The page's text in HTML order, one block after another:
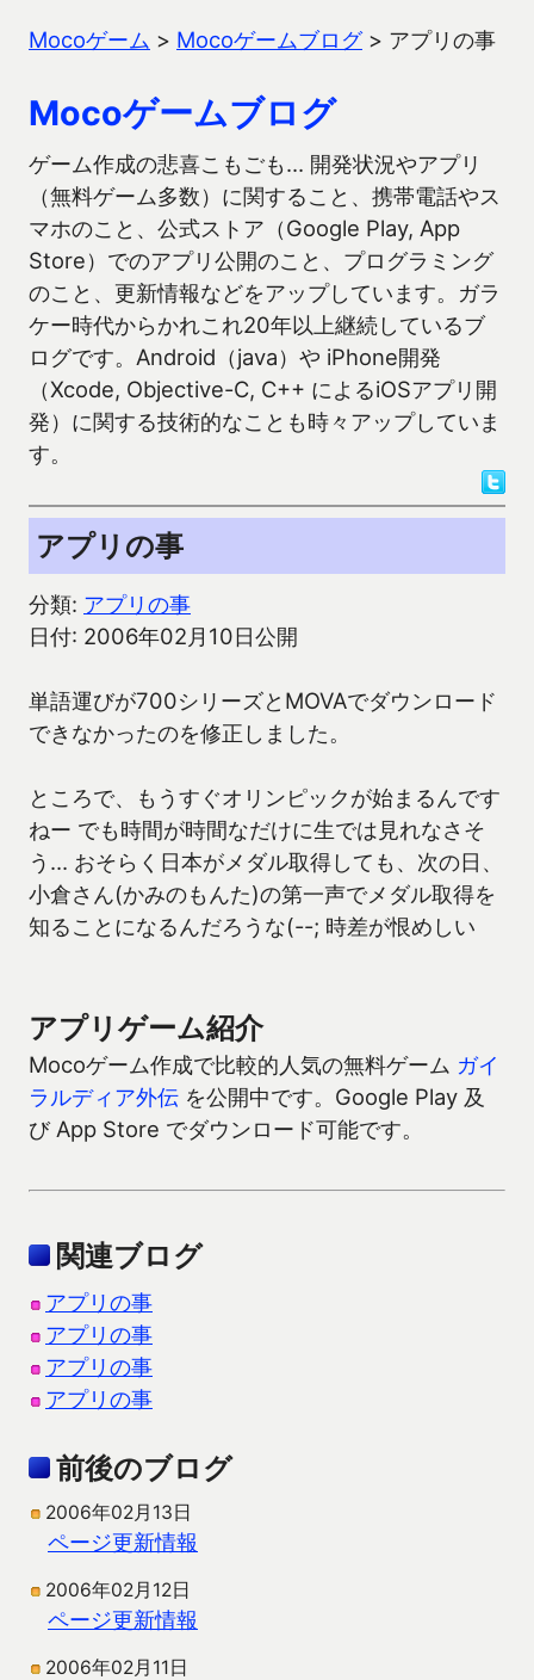
Mocoゲーム > Mocoゲームブログ> アプリの事
Mocoゲームブログ
ゲーム作成の悲喜こもごも… 開発状況やアプリ
（無料ゲーム多数）に関すること、携帯電話やス
マホのこと、公式ストア（Google Play, App
Store）でのアプリ公開のこと、プログラミング
のこと、更新情報などをアップしています。ガラ
ケー時代からかれこれ20年以上継続しているブ
ログです。Android（java）や iPhone開発
（Xcode, Objective-C, C++ によるiOSアプリ開
発）に関する技術的なことも時々アップしていま
す。
アプリの事
分類: アプリの事
日付: 2006年02月10日公開
単語運びが700シリーズとMOVAでダウンロード
できなかったのを修正しました。
ところで、もうすぐオリンピックが始まるんです
ねー でも時間が時間なだけに生では見れなさそ
う… おそらく日本がメダル取得しても、次の日、
小倉さん(かみのもんた)の第一声でメダル取得を
知ることになるんだろうな(--; 時差が恨めしい
アプリゲーム紹介
Mocoゲーム作成で比較的人気の無料ゲーム ガイ
ラルディア外伝 を公開中です。Google Play 及
び App Store でダウンロード可能です。
関連ブログ
アプリの事
アプリの事
アプリの事
アプリの事
前後のブログ
2006年02月13日
ページ更新情報
2006年02月12日
ページ更新情報
2006年02月11日